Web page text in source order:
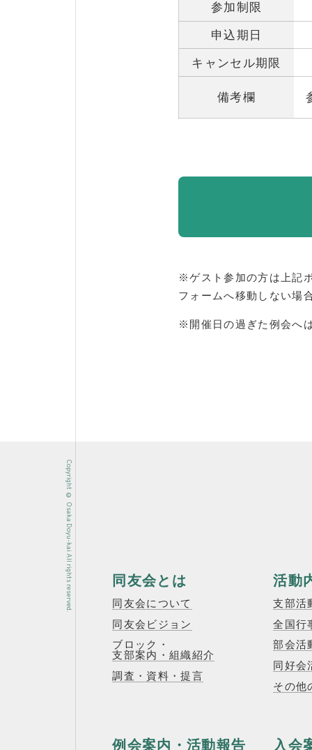
参加制限
申込期日
キャンセル期限
備考欄
※ゲスト参加の方は上記
フォームへ移動しない場
※開催日の過ぎた例会へ
同友会とは
同友会について
同友会ビジョン
ブロック・
支部案内・組織紹介
調査・資料・提言
活動
支部活
全国行
部会活
同好会
その他
例会案内・活動報告 入会
Copyright © Osaka Doyu-kai All rights reserved.